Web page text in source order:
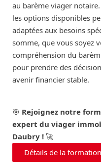
au barème viager
les options disponibles
adaptées aux besoins
somme, que vous soyez
compréhension du
pour prendre des
avenir financier stable.
🎯 Rejoignez notre
expert du viager
Daubry ! 🚀
Détails de la